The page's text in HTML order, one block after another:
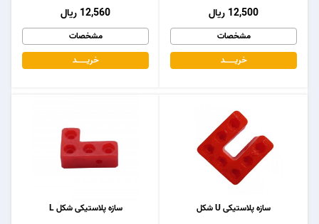
12,560 ریال
مشخصات
خریـــــــد
12,500 ریال
مشخصات
خریـــــــد
سازه پلاستیکی شکل L سازه پلاستیکی U شکل